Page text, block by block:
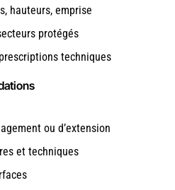
hauteurs, emprise
protégés
techniques
ou d’extension
et techniques